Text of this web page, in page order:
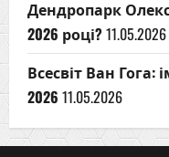
Дендропарк
2026 році?11.05.2026
Всесвіт Ван Гога:
2026 11.05.2026